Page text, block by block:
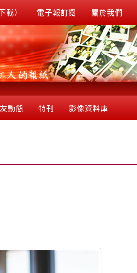
載） 電子報訂閱 關於我們
動態 特刊 影像資料庫